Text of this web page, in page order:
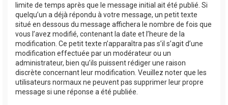
limite de temps après que le message initial ait été publié. Si
quelqu’un a déjà répondu à votre message, un petit texte
situé en dessous du message affichera le nombre de fois que
vous l’avez modifié, contenant la date et l’heure de la
modification. Ce petit texte n’apparaîtra pas s’il s’agit d’une
modification effectuée par un modérateur ou un
administrateur, bien qu’ils puissent rédiger une raison
discrète concernant leur modification. Veuillez noter que les
utilisateurs normaux ne peuvent pas supprimer leur propre
message si une réponse a été publiée.